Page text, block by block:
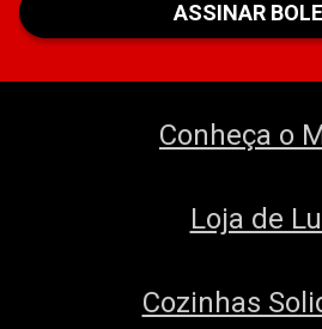
Conheça o
Loja de
Cozinhas